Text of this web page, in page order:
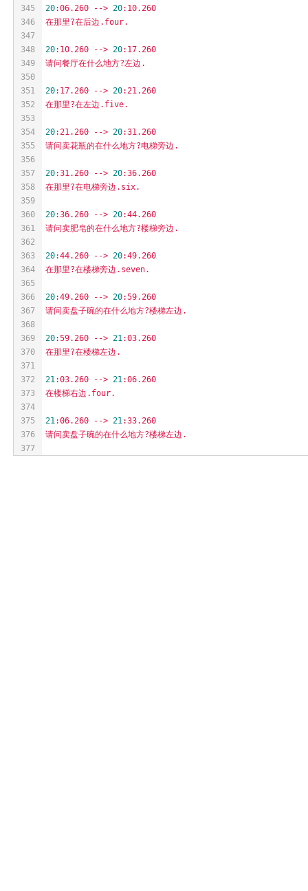
345
346
347
348
349
350
351
352
353
354
355
356
357
358
359
360
361
362
363
364
365
366
367
368
369
370
371
372
373
374
375
376
377
20:06.260 --> 20:10.260
在那里?在后边.four.
20:10.260 --> 20:17.260
请问餐厅在什么地方?左边.
20:17.260 --> 20:21.260
在那里?在左边.five.
20:21.260 --> 20:31.260
请问卖花瓶的在什么地方?电梯旁边.
20:31.260 --> 20:36.260
在那里?在电梯旁边.six.
20:36.260 --> 20:44.260
请问卖肥皂的在什么地方?楼梯旁边.
20:44.260 --> 20:49.260
在那里?在楼梯旁边.seven.
20:49.260 --> 20:59.260
请问卖盘子碗的在什么地方?楼梯左边.
20:59.260 --> 21:03.260
在那里?在楼梯左边.
21:03.260 --> 21:06.260
在楼梯右边.four.
21:06.260 --> 21:33.260
请问卖盘子碗的在什么地方?楼梯左边.